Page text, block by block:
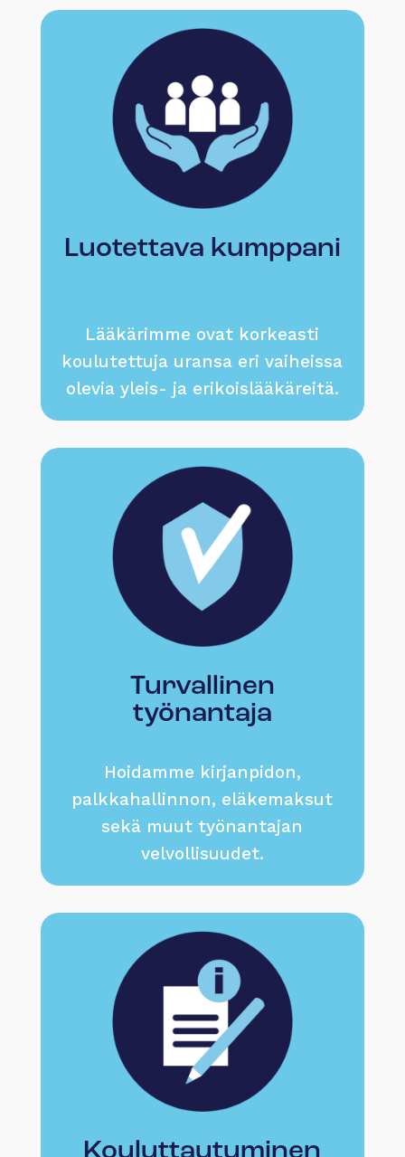
Luotettava kumppani
Lääkärimme ovat korkeasti
koulutettuja uransa eri vaiheissa
olevia yleis- ja erikoislääkäreitä.
Turvallinen
työnantaja
Hoidamme kirjanpidon,
palkkahallinnon, eläkemaksut
sekä muut työnantajan
velvollisuudet.